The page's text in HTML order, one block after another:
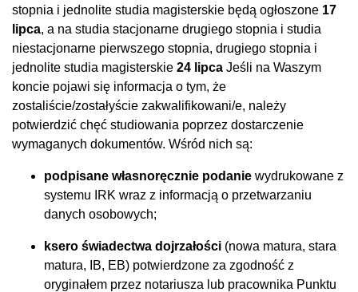
stopnia i jednolite studia magisterskie będą ogłoszone 17
lipca, a na studia stacjonarne drugiego stopnia i studia
niestacjonarne pierwszego stopnia, drugiego stopnia i
jednolite studia magisterskie 24 lipca Jeśli na Waszym
koncie pojawi się informacja o tym, że
zostaliście/zostałyście zakwalifikowani/e, należy
potwierdzić chęć studiowania poprzez dostarczenie
wymaganych dokumentów. Wśród nich są:
podpisane własnoręcznie podanie wydrukowane z
systemu IRK wraz z informacją o przetwarzaniu
danych osobowych;
ksero świadectwa dojrzałości (nowa matura, stara
matura, IB, EB) potwierdzone za zgodność z
oryginałem przez notariusza lub pracownika Punktu